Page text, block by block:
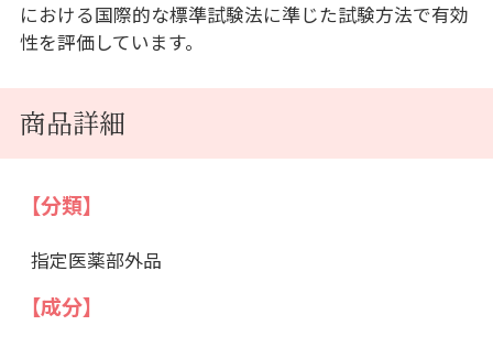
における国際的な標準試験法に準じた試験方法で有効
性を評価しています。
商品詳細
【分類】
指定医薬部外品
【成分】